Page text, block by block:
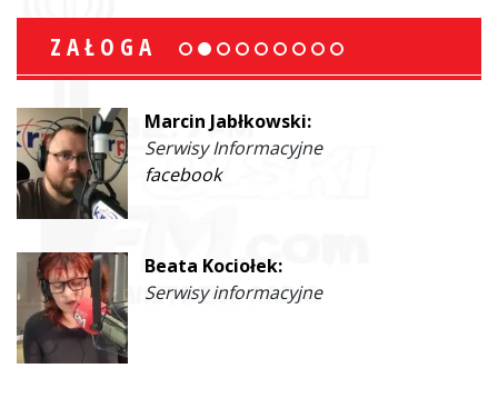
ZAŁOGA
Marcin Jabłkowski:
Serwisy Informacyjne
facebook
Beata Kociołek:
Serwisy informacyjne